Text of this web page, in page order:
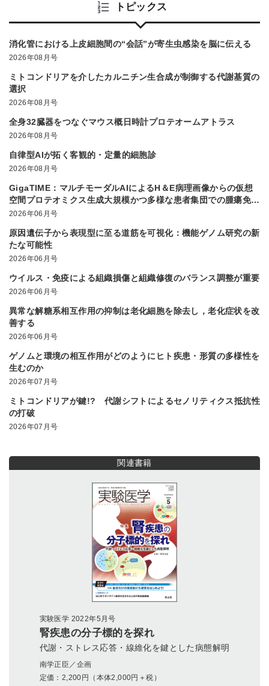
トピックス
消化管における上皮細胞間の“会話”が寄生虫感染を脳に伝える
2026年08月号
ミトコンドリアを介したカルニチン生合成が制御する代謝基質の
選択
2026年08月号
全身32臓器をつなぐマウス概日時計プロテオームアトラス
2026年08月号
自律型AIが拓く客観的・定量的細胞診
2026年08月号
GigaTIME：マルチモーダルAIによるH＆E病理画像からの仮想
空間プロテオミクス生成大規模かつ多様な患者集団での腫瘍免疫
微小環境解析を実現
2026年06月号
原因遺伝子から表現型に至る道筋を可視化：機能ゲノム研究の新
たな可能性
2026年06月号
ウイルス・免疫による組織損傷と組織修復のバランス調整が重要
2026年06月号
異常な解糖系相互作用の抑制は老化細胞を除去し，老化症状を改
善する
2026年06月号
ゲノムと環境の相互作用がどのようにヒト疾患・形質の多様性を
生むのか
2026年07月号
ミトコンドリアが鍵!? 代謝シフトによるセノリティクス抵抗性
の打破
2026年07月号
関連書籍
実験医学 2022年5月号
腎疾患の分子標的を探れ
代謝・ストレス応答・線維化を鍵とした病態解明
南学正臣／企画
定価： 2,200 円（本体2,000円＋税）